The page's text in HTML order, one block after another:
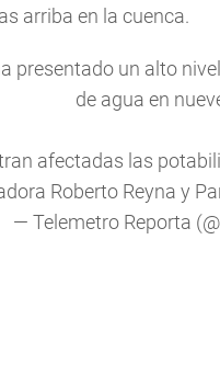
arriba en la cuenca.
presentado un alto
de agua en
afectadas las
Roberto Reyna y
— Telemetro Reporta